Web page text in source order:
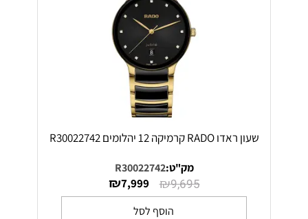
שעון ראדו RADO קרמיקה 12 יהלומים R30022742
מק"ט:R30022742
₪9,695
₪7,999
הוסף לסל